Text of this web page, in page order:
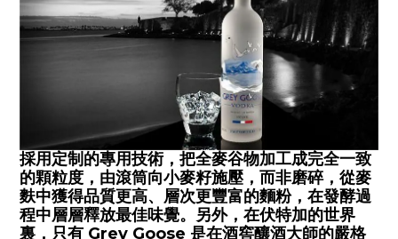
採用定制的專用技術，把全麥谷物加工成完全一致
的顆粒度，由滾筒向小麥籽施壓，而非磨碎，從麥
麩中獲得品質更高、層次更豐富的麵粉，在發酵過
程中層層釋放最佳味覺。另外，在伏特加的世界
裏，只有 Grey Goose 是在酒窖釀酒大師的嚴格